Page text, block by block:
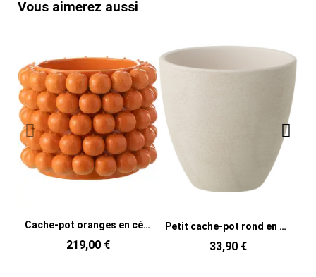
Vous aimerez aussi
Cache-pot oranges en céramique orange 36,5 x 36,5 x 29 cm Juicy
219,00 €
Petit cache-pot rond en céramique blanche 14 x 14 x 13,5 cm Zacht
33,90 €